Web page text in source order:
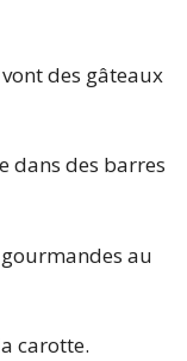
des gâteaux
dans des barres
au
carotte.